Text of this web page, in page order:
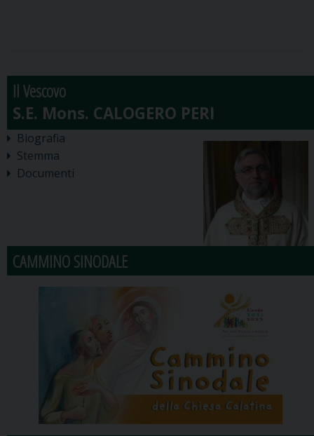
Il Vescovo
Biografia
Stemma
Documenti
CAMMINO SINODALE